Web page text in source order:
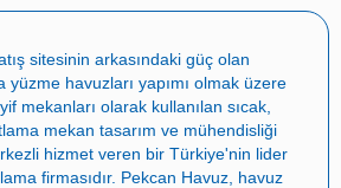
sitesinin arkasındaki güç olan
yüzme havuzları yapımı olmak üzere
mekanları olarak kullanılan sıcak,
mekan tasarım ve mühendisliği
hizmet veren bir Türkiye'nin lider
firmasıdır. Pekcan Havuz havuz